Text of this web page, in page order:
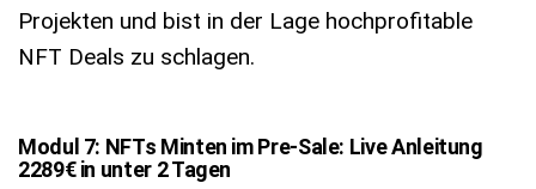
Projekten und bist in der Lage hochprofitable
NFT Deals zu schlagen.
Modul 7: NFTs Minten im Pre-Sale: Live Anleitung
2289€ in unter 2 Tagen